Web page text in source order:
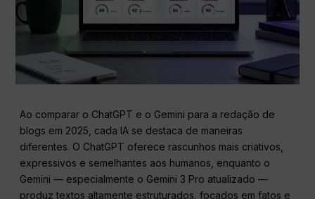
Ao comparar o ChatGPT e o Gemini para a redação de
blogs em 2025, cada IA se destaca de maneiras
diferentes. O ChatGPT oferece rascunhos mais criativos,
expressivos e semelhantes aos humanos, enquanto o
Gemini — especialmente o Gemini 3 Pro atualizado —
produz textos altamente estruturados, focados em fatos e